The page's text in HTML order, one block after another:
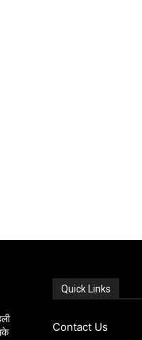
Quick Links
Contact Us